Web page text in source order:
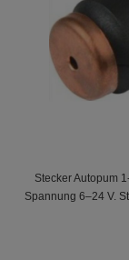
Stecker Autopum
Spannung 6–24 V.